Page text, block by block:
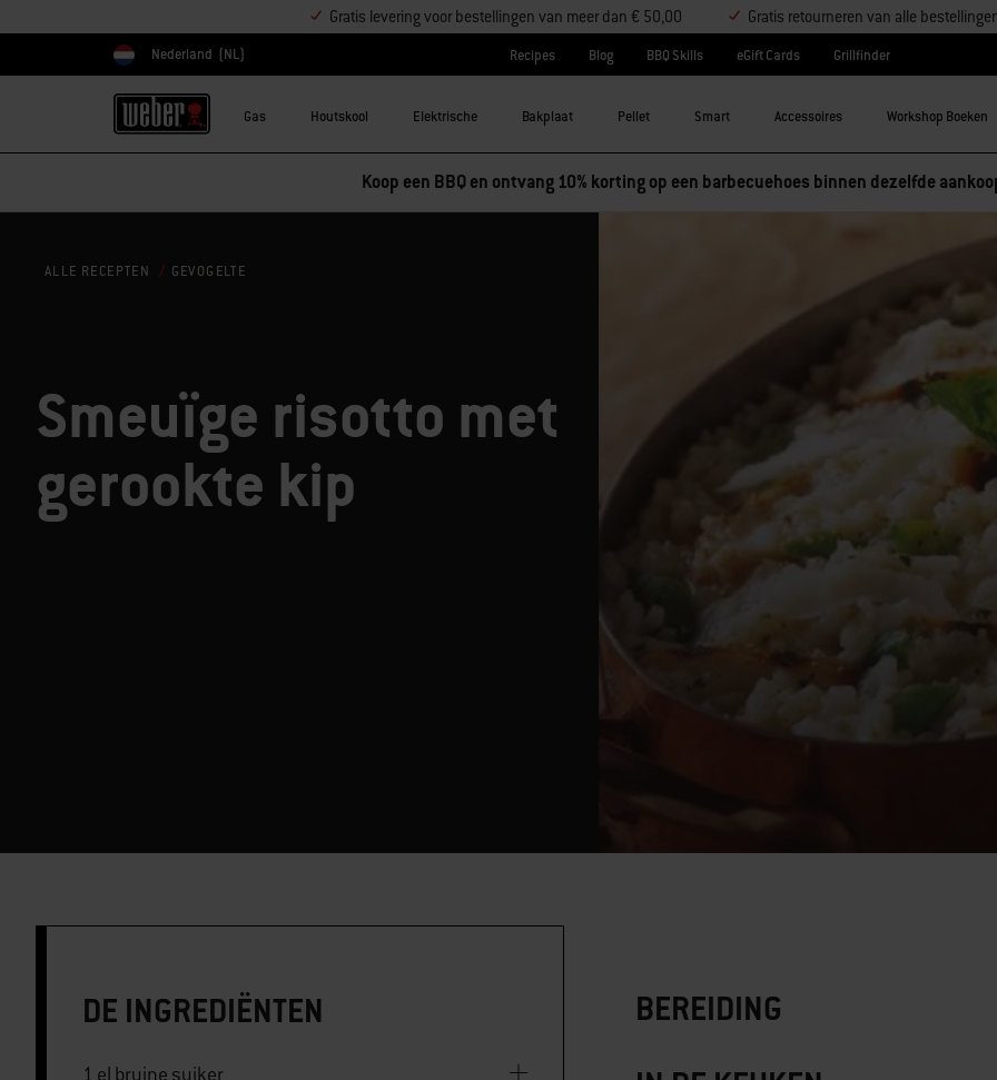
Gratis levering voor bestellingen van meer dan € 50,00 Gratis retourneren van alle
Kies land
Nederland (NL) Recipes Blog BBQ Skills eGift Cards Grillfinder
Gas Houtskool Elektrische Bakplaat Pellet Smart Accessoires Workshop Boeken
Koop een BBQ en ontvang 10% korting op een barbecuehoes binnen dezelfde
ALLE RECEPTEN GEVOGELTE
Smeuïge risotto met
gerookte kip
DE INGREDIËNTEN
1 el bruine suiker
BEREIDING